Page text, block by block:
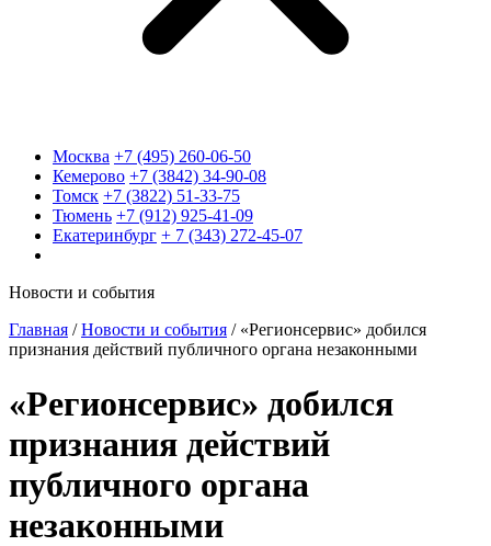
Москва +7 (495) 260-06-50
Кемерово +7 (3842) 34-90-08
Томск +7 (3822) 51-33-75
Тюмень +7 (912) 925-41-09
Екатеринбург + 7 (343) 272-45-07
Новости и события
Главная /Новости и события / «Регионсервис» добился
признания действий публичного органа незаконными
«Регионсервис» добился
признания действий
публичного органа
незаконными